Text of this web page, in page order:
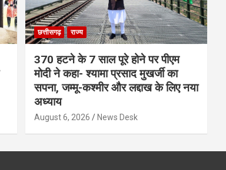
छत्तीसगढ़ राज्य
370 हटने के 7 साल पूरे होने पर पीएम
मोदी ने कहा- श्यामा प्रसाद मुखर्जी का
सपना, जम्मू-कश्मीर और लद्दाख के लिए नया
अध्याय
August 6, 2026 News Desk